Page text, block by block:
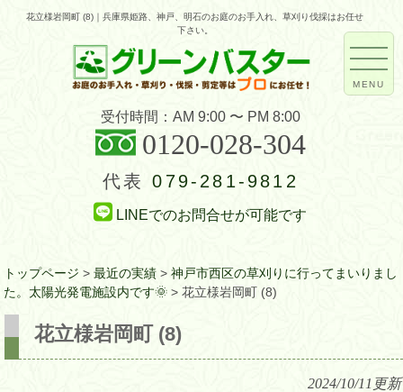
花立様岩岡町 (8)｜兵庫県姫路、神戸、明石のお庭のお手入れ、草刈り伐採はお任せ
下さい。
受付時間：AM 9:00 〜 PM 8:00
0120-028-304
代表079-281-9812
LINEでのお問合せが可能です
MENU
トップページ > 最近の実績 > 神戸市西区の草刈りに行ってまいりまし
た。太陽光発電施設内です🌞 > 花立様岩岡町 (8)
花立様岩岡町 (8)
2024/10/11 更新